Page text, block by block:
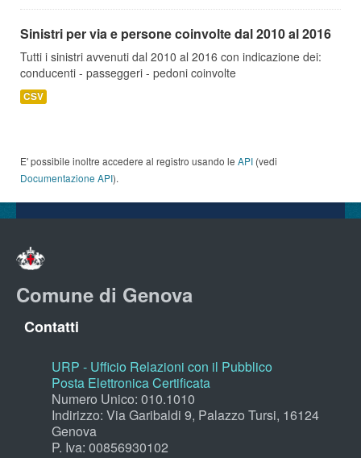
Sinistri per via e persone coinvolte dal 2010 al 2016
Tutti i sinistri avvenuti dal 2010 al 2016 con indicazione dei:
conducenti - passeggeri - pedoni coinvolte
CSV
E' possibile inoltre accedere al registro usando le API (vedi
Documentazione API).
Comune di Genova
Contatti
URP - Ufficio Relazioni con il Pubblico
Posta Elettronica Certificata
Numero Unico: 010.1010
Indirizzo: Via Garibaldi 9, Palazzo Tursi, 16124
Genova
P. Iva: 00856930102